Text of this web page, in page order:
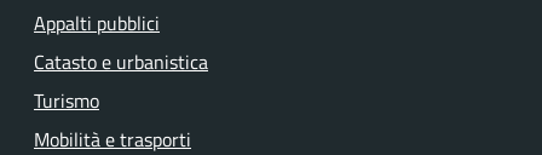
Appalti pubblici
Catasto e urbanistica
Turismo
Mobilità e trasporti